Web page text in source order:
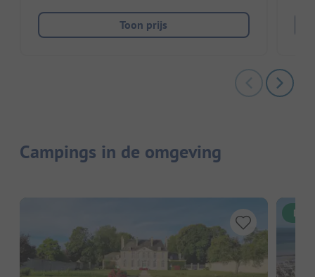
Toon prijs
Campings in de omgeving